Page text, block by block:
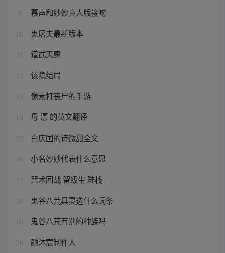
9 慕声和妙妙真人版接吻
10 鬼屠夫最新版本
道武天魔
12 该隐结局
13 像素打丧尸的手游
14 母 漂 的英文翻译
15 白庆国的诗微甜全文
16 小名妙妙代表什么意思
17 咒术回战 留级生 陆栈_
18 鬼谷八荒具灵选什么词条
19 鬼谷八荒有别的种族吗
20 颜沐宸制作人